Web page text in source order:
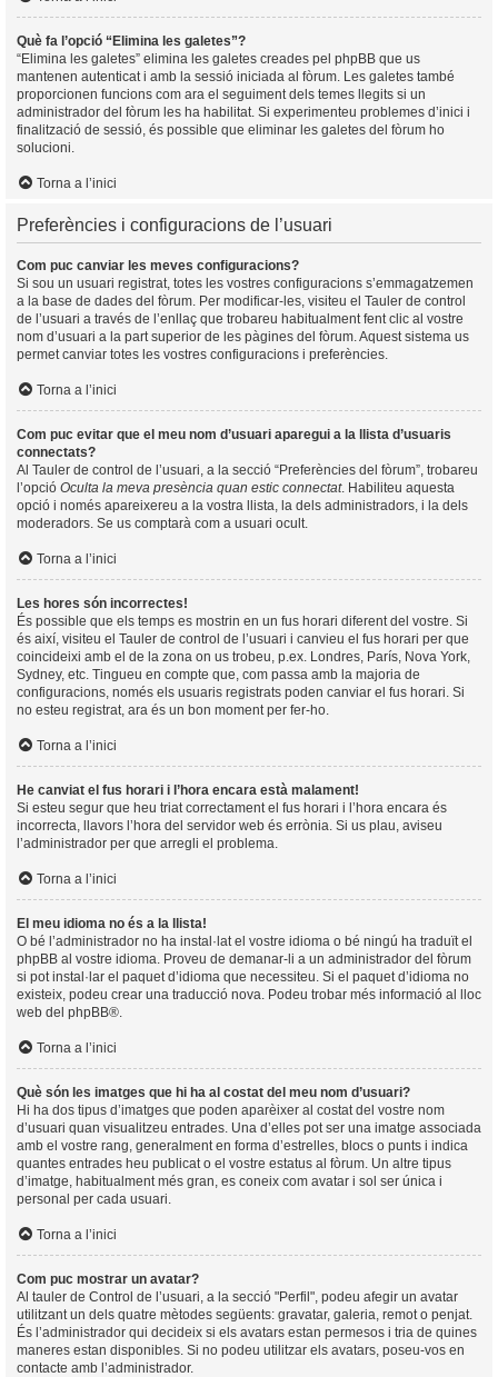
Què fa l’opció “Elimina les galetes”?
“Elimina les galetes” elimina les galetes creades pel phpBB que us
mantenen autenticat i amb la sessió iniciada al fòrum. Les galetes també
proporcionen funcions com ara el seguiment dels temes llegits si un
administrador del fòrum les ha habilitat. Si experimenteu problemes d’inici i
finalització de sessió, és possible que eliminar les galetes del fòrum ho
solucioni.
Torna a l’inici
Preferències i configuracions de l’usuari
Com puc canviar les meves configuracions?
Si sou un usuari registrat, totes les vostres configuracions s’emmagatzemen
a la base de dades del fòrum. Per modificar-les, visiteu el Tauler de control
de l’usuari a través de l’enllaç que trobareu habitualment fent clic al vostre
nom d’usuari a la part superior de les pàgines del fòrum. Aquest sistema us
permet canviar totes les vostres configuracions i preferències.
Torna a l’inici
Com puc evitar que el meu nom d’usuari aparegui a la llista d’usuaris
connectats?
Al Tauler de control de l’usuari, a la secció “Preferències del fòrum”, trobareu
l’opció Oculta la meva presència quan estic connectat. Habiliteu aquesta
opció i només apareixereu a la vostra llista, la dels administradors, i la dels
moderadors. Se us comptarà com a usuari ocult.
Torna a l’inici
Les hores són incorrectes!
És possible que els temps es mostrin en un fus horari diferent del vostre. Si
és així, visiteu el Tauler de control de l’usuari i canvieu el fus horari per que
coincideixi amb el de la zona on us trobeu, p.ex. Londres, París, Nova York,
Sydney, etc. Tingueu en compte que, com passa amb la majoria de
configuracions, només els usuaris registrats poden canviar el fus horari. Si
no esteu registrat, ara és un bon moment per fer-ho.
Torna a l’inici
He canviat el fus horari i l’hora encara està malament!
Si esteu segur que heu triat correctament el fus horari i l’hora encara és
incorrecta, llavors l’hora del servidor web és errònia. Si us plau, aviseu
l’administrador per que arregli el problema.
Torna a l’inici
El meu idioma no és a la llista!
O bé l’administrador no ha instal·lat el vostre idioma o bé ningú ha traduït el
phpBB al vostre idioma. Proveu de demanar-li a un administrador del fòrum
si pot instal·lar el paquet d’idioma que necessiteu. Si el paquet d’idioma no
existeix, podeu crear una traducció nova. Podeu trobar més informació al lloc
web del phpBB®.
Torna a l’inici
Què són les imatges que hi ha al costat del meu nom d’usuari?
Hi ha dos tipus d’imatges que poden aparèixer al costat del vostre nom
d’usuari quan visualitzeu entrades. Una d’elles pot ser una imatge associada
amb el vostre rang, generalment en forma d’estrelles, blocs o punts i indica
quantes entrades heu publicat o el vostre estatus al fòrum. Un altre tipus
d’imatge, habitualment més gran, es coneix com avatar i sol ser única i
personal per cada usuari.
Torna a l’inici
Com puc mostrar un avatar?
Al tauler de Control de l’usuari, a la secció "Perfil", podeu afegir un avatar
utilitzant un dels quatre mètodes següents: gravatar, galeria, remot o penjat.
És l’administrador qui decideix si els avatars estan permesos i tria de quines
maneres estan disponibles. Si no podeu utilitzar els avatars, poseu-vos en
contacte amb l’administrador.